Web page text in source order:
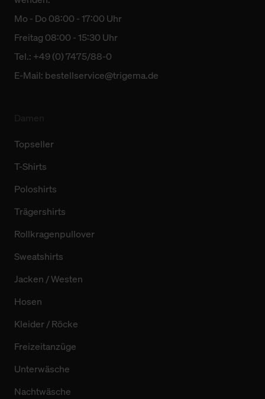
Mo - Do 08:00 - 17:00 Uhr
Freitag 08:00 - 15:30 Uhr
Tel.: +49 (0) 7475/88-0
E-Mail: bestellservice@trigema.de
Topseller
T-Shirts
Poloshirts
Trägershirts
Rollkragenpullover
Sweatshirts
Jacken / Westen
Hosen
Kleider / Röcke
Freizeitanzüge
Unterwäsche
Nachtwäsche